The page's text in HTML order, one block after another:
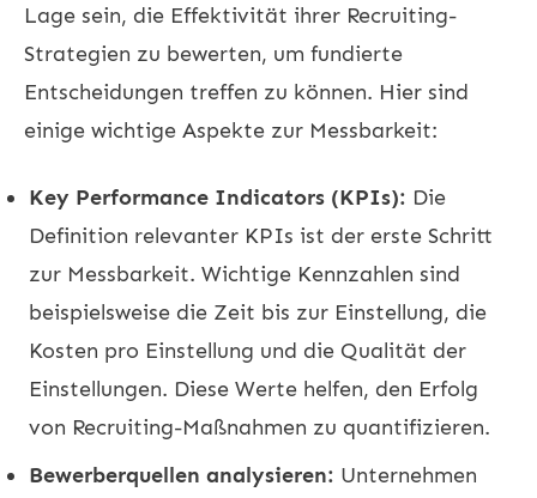
Lage sein, die Effektivität ihrer Recruiting-
Strategien zu bewerten, um fundierte
Entscheidungen treffen zu können. Hier sind
einige wichtige Aspekte zur Messbarkeit:
Key Performance Indicators (KPIs): Die
Definition relevanter KPIs ist der erste Schritt
zur Messbarkeit. Wichtige Kennzahlen sind
beispielsweise die Zeit bis zur Einstellung, die
Kosten pro Einstellung und die Qualität der
Einstellungen. Diese Werte helfen, den Erfolg
von Recruiting-Maßnahmen zu quantifizieren.
Bewerberquellen analysieren: Unternehmen